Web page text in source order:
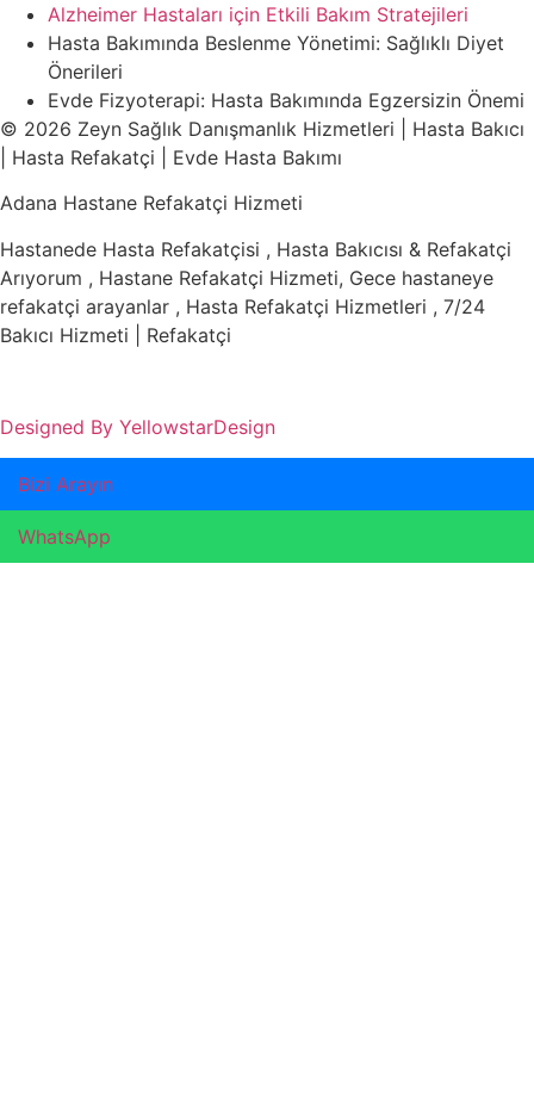
Alzheimer Hastaları için Etkili Bakım Stratejileri
Hasta Bakımında Beslenme Yönetimi: Sağlıklı Diyet
Önerileri
Evde Fizyoterapi: Hasta Bakımında Egzersizin Önemi
© 2026 Zeyn Sağlık Danışmanlık Hizmetleri | Hasta Bakıcı
| Hasta Refakatçi | Evde Hasta Bakımı
Adana Hastane Refakatçi Hizmeti
Hastanede Hasta Refakatçisi , Hasta Bakıcısı & Refakatçi
Arıyorum , Hastane Refakatçi Hizmeti, Gece hastaneye
refakatçi arayanlar , Hasta Refakatçi Hizmetleri , 7/24
Bakıcı Hizmeti | Refakatçi
Designed By YellowstarDesign
Bizi Arayın
WhatsApp